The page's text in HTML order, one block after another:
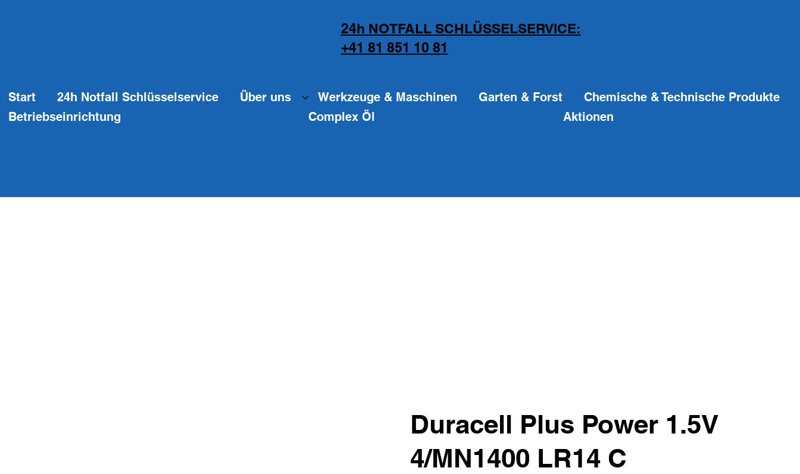
24h NOTFALL SCHLÜSSELSERVICE:
+41 81 851 10 81
Start 24h Notfall Schlüsselservice Über uns Werkzeuge & Maschinen Garten & Forst
Chemische & Technische Produkte
Betriebseinrichtung
Complex Öl Aktionen
Duracell Plus Power 1.5V
4/MN1400 LR14 C